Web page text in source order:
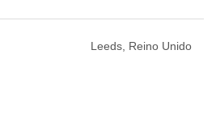
Leeds, Reino Unido